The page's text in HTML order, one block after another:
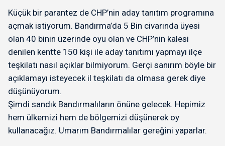
Küçük bir parantez de CHP’nin aday tanıtım programına
açmak istiyorum. Bandırma’da 5 Bin civarında üyesi
olan 40 binin üzerinde oyu olan ve CHP’nin kalesi
denilen kentte 150 kişi ile aday tanıtımı yapmayı ilçe
teşkilatı nasıl açıklar bilmiyorum. Gerçi sanırım böyle bir
açıklamayı isteyecek il teşkilatı da olmasa gerek diye
düşünüyorum.
Şimdi sandık Bandırmalıların önüne gelecek. Hepimiz
hem ülkemizi hem de bölgemizi düşünerek oy
kullanacağız. Umarım Bandırmalılar gereğini yaparlar.